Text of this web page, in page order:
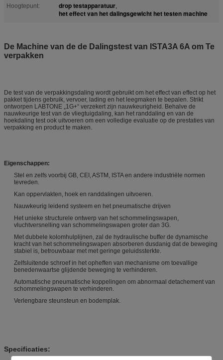
Hoogtepunt:
drop testapparatuur,
het effect van het dalingsgewicht het testen machine
De Machine van de de Dalingstest van ISTA3A 6A om Te
verpakken
De test van de verpakkingsdaling wordt gebruikt om het effect van effect op het
pakket tijdens gebruik, vervoer, lading en het leegmaken te bepalen. Strikt
ontworpen LABTONE „1G+“ verzekert zijn nauwkeurigheid. Behalve de
nauwkeurige test van de vliegtuigdaling, kan het randdaling en van de
hoekdaling test ook uitvoeren om een volledige evaluatie op de prestaties van
verpakking en product te maken.
Eigenschappen:
Stel en zelfs voorbij GB, CEI, ASTM, ISTA en andere industriële normen
tevreden.
Kan oppervlakten, hoek en randdalingen uitvoeren.
Nauwkeurig leidend systeem en het pneumatische drijven
Het unieke structurele ontwerp van het schommelingswapen,
vluchtversnelling van schommelingswapen groter dan 3G.
Met dubbele kolomhulplijnen, zal de hydraulische buffer de dynamische
kracht van het schommelingswapen absorberen dusdanig dat de beweging
stabiel is, betrouwbaar met met geringe geluidssterkte.
Zelfsluitende schroef in het opheffen van mechanisme om toevallige
benedenwaartse glijdende beweging te verhinderen.
Automatische pneumatische koppelingen om abnormaal detachement van
schommelingswapen te verhinderen.
Verlengbare steunsteun en bodemplak.
Specificaties: